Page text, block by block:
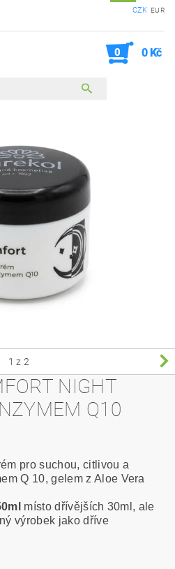
CZK EUR
0 0 Kč
1 z 2
NIGHT
Q10
pro suchou, citlivou a
Q 10, gelem z Aloe Vera
místo dřívějších 30ml, ale
výrobek jako dříve